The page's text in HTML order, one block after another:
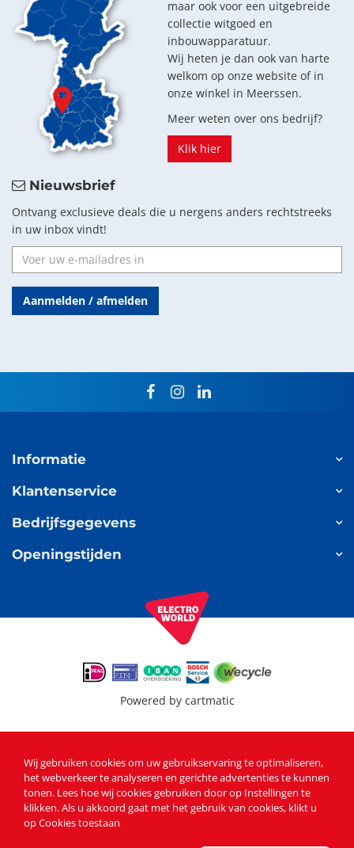
maar ook voor een uitgebreide
collectie witgoed en
inbouwapparatuur.
Wij heten je dan ook van harte
welkom op onze website of in
onze winkel in Meerssen.
Meer weten over ons bedrijf?
Klik hier
Nieuwsbrief
Ontvang exclusieve deals die u nergens anders rechtstreeks
in uw inbox vindt!
Aanmelden / afmelden
facebookinstagram
linkedin
Informatie
Klantenservice
Bedrijfsgegevens
Openingstijden
Powered by cartmatic
Wij gebruiken cookies om uw gebruikservaring te optimaliseren,
het webverkeer te analyseren en gerichte advertenties te kunnen
tonen. Lees hoe wij cookies gebruiken door op Instellingen te
klikken. Als u akkoord gaat met het gebruik van cookies, klikt u
op Cookies toestaan